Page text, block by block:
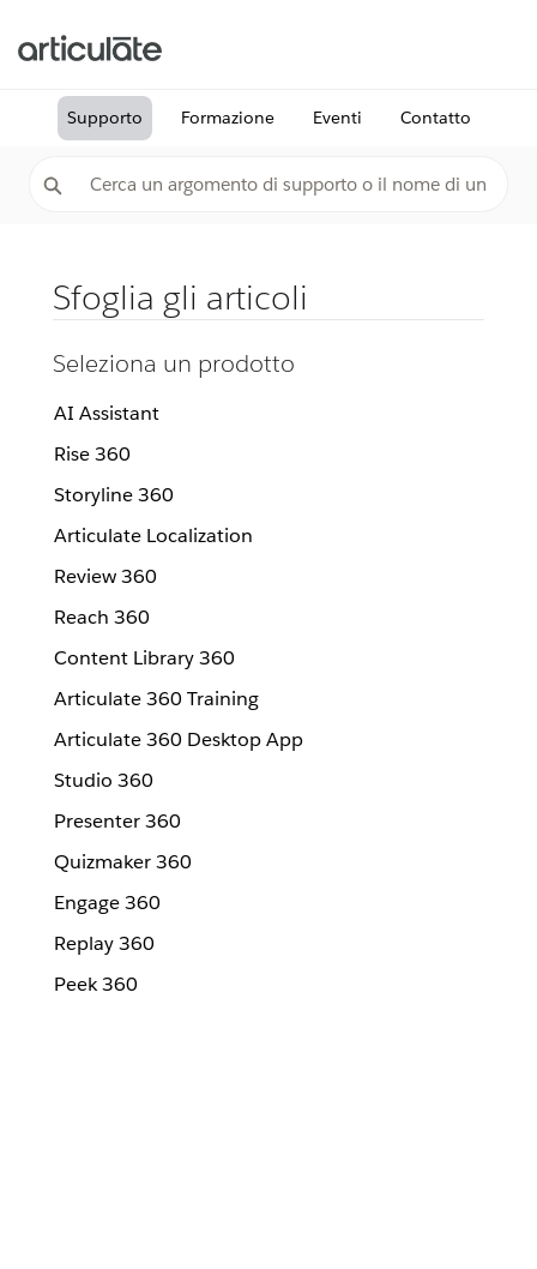
Supporto Formazione Eventi Contatto
Sfoglia gli articoli
Seleziona un prodotto
AI Assistant
Rise 360
Storyline 360
Articulate Localization
Review 360
Reach 360
Content Library 360
Articulate 360 Training
Articulate 360 Desktop App
Studio 360
Presenter 360
Quizmaker 360
Engage 360
Replay 360
Peek 360